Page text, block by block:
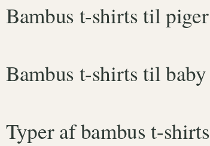
Bambus t-shirts til piger
Bambus t-shirts til baby
Typer af bambus t-shirts